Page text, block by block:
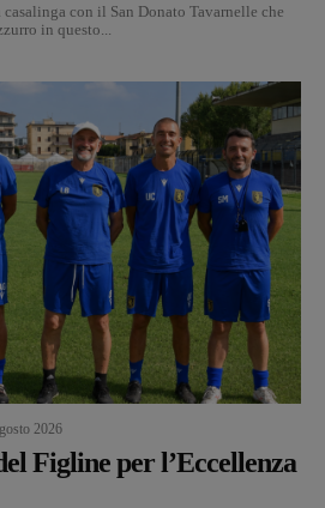
con il San Donato Tavarnelle che
in questo...
2026
Figline per l’Eccellenza